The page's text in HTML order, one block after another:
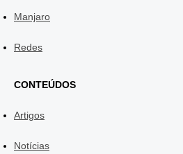
Manjaro
Redes
CONTEÚDOS
Artigos
Notícias